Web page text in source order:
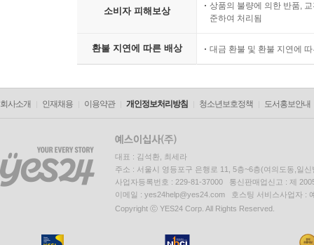
소비자 피해보상
상품의 불량에 의한 반품,
준하여 처리됨
환불 지연에 따른 배상 대금 환불 및 환불 지연에
회사소개 인재채용 이용약관 개인정보처리방침 청소년보호정책 도서홍보안내
대표 : 김석환, 최세라
주소 : 서울시 영등포구 은행로 11, 5층~6층(여의도동,일신
사업자등록번호 : 229-81-37000 통신판매업신고 : 제
이메일 : yes24help@yes24.com 호스팅 서비스사업자 :
Copyright ⓒ YES24 Corp. All Rights Reserved.